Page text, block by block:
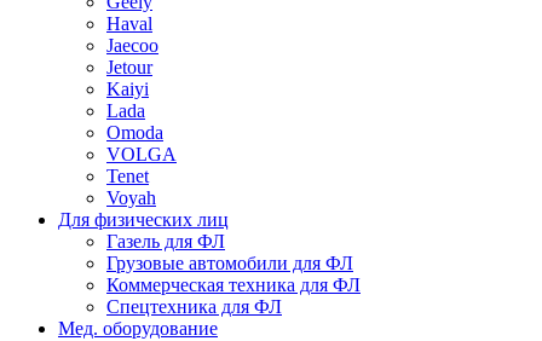
Haval
Jaecoo
Jetour
Kaiyi
Lada
Omoda
VOLGA
Tenet
Voyah
Для физических лиц
Газель для ФЛ
Грузовые автомобили для ФЛ
Коммерческая техника для ФЛ
Спецтехника для ФЛ
Мед. оборудование